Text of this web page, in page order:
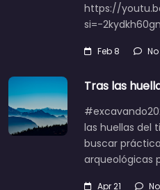
https://
si=-
Feb 8
Tras las
las huellas del
buscar
arqueológicas
Apr 21